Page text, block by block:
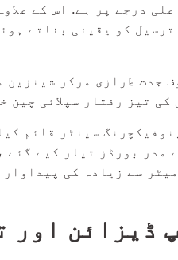
درجے پر ہے. اس کے
کو یقینی بناتے
جدت طرازی مرکز شینزین
تیز رفتار سپلائی چین
مدر بورڈز تیار کیے
ڈیزائن اور